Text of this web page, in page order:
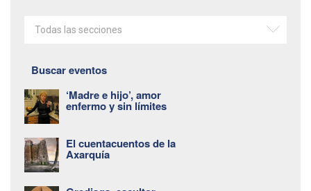
Todas las secciones
Buscar eventos
‘Madre e hijo’, amor
enfermo y sin límites
El cuentacuentos de la
Axarquía